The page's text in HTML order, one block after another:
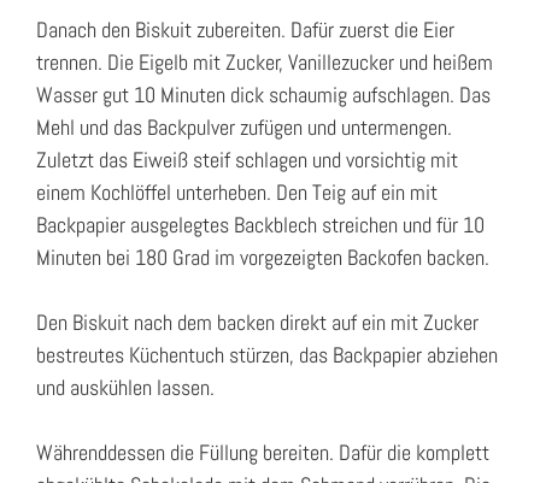
Danach den Biskuit zubereiten. Dafür zuerst die Eier
trennen. Die Eigelb mit Zucker, Vanillezucker und heißem
Wasser gut 10 Minuten dick schaumig aufschlagen. Das
Mehl und das Backpulver zufügen und untermengen.
Zuletzt das Eiweiß steif schlagen und vorsichtig mit
einem Kochlöffel unterheben. Den Teig auf ein mit
Backpapier ausgelegtes Backblech streichen und für 10
Minuten bei 180 Grad im vorgezeigten Backofen backen.
Den Biskuit nach dem backen direkt auf ein mit Zucker
bestreutes Küchentuch stürzen, das Backpapier abziehen
und auskühlen lassen.
Währenddessen die Füllung bereiten. Dafür die komplett